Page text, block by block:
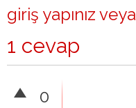
giriş yapınız veya
1 cevap
0